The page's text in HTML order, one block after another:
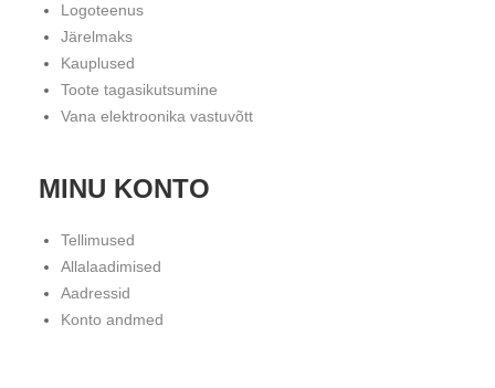
Logoteenus
Järelmaks
Kauplused
Toote tagasikutsumine
Vana elektroonika vastuvõtt
MINU KONTO
Tellimused
Allalaadimised
Aadressid
Konto andmed